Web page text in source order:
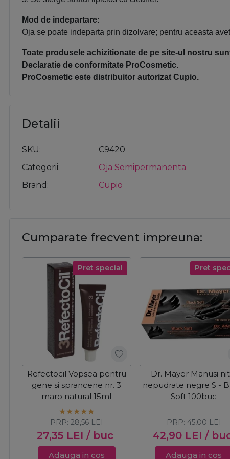
Mod de indepartare:
Oja se poate indeparta prin dizolvare; pentru aceasta
Toate produsele achizitionate de pe site-ul nostru
Declaratie de conformitate ProCosmetic.
ProCosmetic este distribuitor autorizat Cupio.
Detalii
SKU
C9420
Categorii
Oja Semipermanenta
Brand
Cupio
Cumparate frecvent impreuna:
Pret special
Refectocil Vopsea pentru
gene si sprancene nr. 3
maro natural 15ml
27,35 LEI / buc
PRP: 28,56 LEI
Adauga in cos
Pret
Dr. Mayer Manusi
nepudrate negre S -
Soft 100buc
42,90 LEI /
PRP: 45,00 LEI
Adauga in cos